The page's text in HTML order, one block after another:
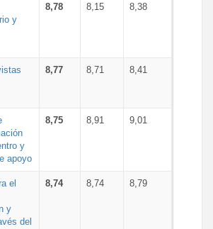
y
8,78 8,15 8,38
8,77 8,71 8,41
y
apoyo
8,75 8,91 9,01
el
y
del
8,74 8,74 8,79